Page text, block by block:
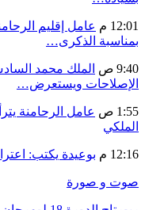
12:01 م
عامل إقليم
بمناسبة الذكرى…
9:40 ص
الملك محمد
الإصلاحات ويستعرض…
1:55 ص
عامل الرحامنة
الملكي
12:16 م بوعيدة يكتب:
صوت و صورة